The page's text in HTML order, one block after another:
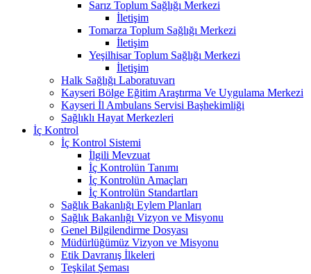
Sarız Toplum Sağlığı Merkezi
İletişim
Tomarza Toplum Sağlığı Merkezi
İletişim
Yeşilhisar Toplum Sağlığı Merkezi
İletişim
Halk Sağlığı Laboratuvarı
Kayseri Bölge Eğitim Araştırma Ve Uygulama Merkezi
Kayseri İl Ambulans Servisi Başhekimliği
Sağlıklı Hayat Merkezleri
İç Kontrol
İç Kontrol Sistemi
İlgili Mevzuat
İç Kontrolün Tanımı
İç Kontrolün Amaçları
İç Kontrolün Standartları
Sağlık Bakanlığı Eylem Planları
Sağlık Bakanlığı Vizyon ve Misyonu
Genel Bilgilendirme Dosyası
Müdürlüğümüz Vizyon ve Misyonu
Etik Davranış İlkeleri
Teşkilat Şeması